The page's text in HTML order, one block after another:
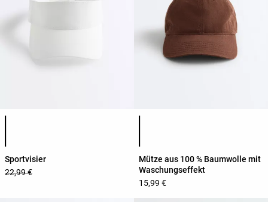
Sportvisier
22,99 €
Mütze aus 100 % Baumwolle mit
Waschungseffekt
15,99 €